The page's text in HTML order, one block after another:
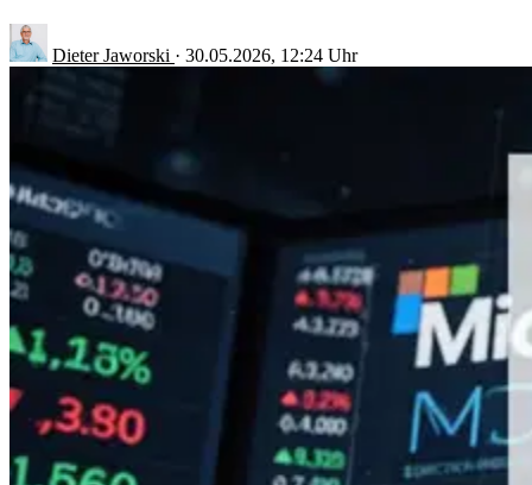
Dieter Jaworski · 30.05.2026, 12:24 Uhr